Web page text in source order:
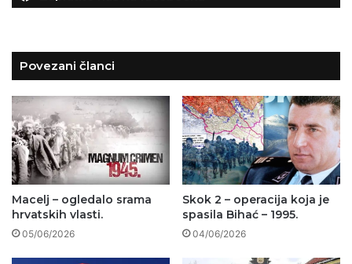
Povezani članci
Macelj – ogledalo srama
hrvatskih vlasti.
05/06/2026
Skok 2 – operacija koja je
spasila Bihać – 1995.
04/06/2026